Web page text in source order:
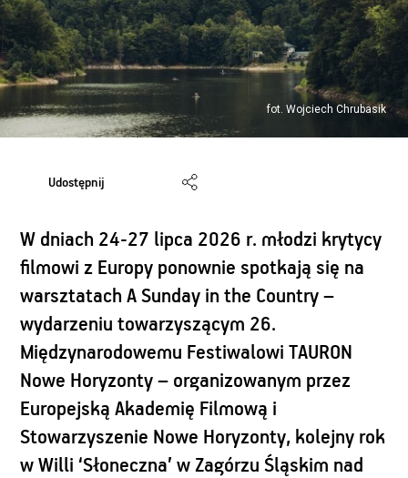
fot. Wojciech Chrubasik
Udostępnij
W dniach 24-27 lipca 2026 r. młodzi krytycy
filmowi z Europy ponownie spotkają się na
warsztatach A Sunday in the Country –
wydarzeniu towarzyszącym 26.
Międzynarodowemu Festiwalowi TAURON
Nowe Horyzonty – organizowanym przez
Europejską Akademię Filmową i
Stowarzyszenie Nowe Horyzonty, kolejny rok
w Willi ‘Słoneczna’ w Zagórzu Śląskim nad